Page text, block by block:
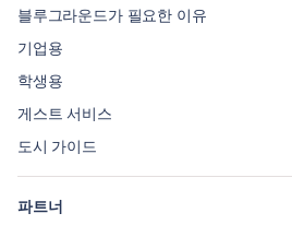
블루그라운드가 필요한 이유
기업용
학생용
게스트 서비스
도시 가이드
파트너